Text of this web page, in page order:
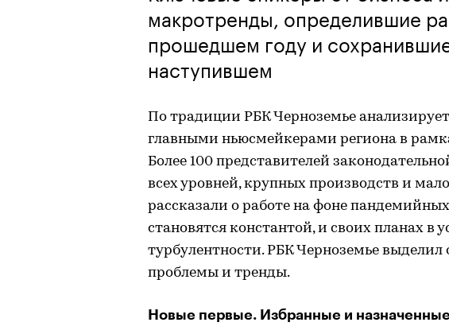
макротренды, определившие
прошедшем году и
наступившем
По традиции РБК Черноземье
главными ньюсмейкерами региона в
Более 100 представителей
всех уровней, крупных производств и
рассказали о работе на фоне
становятся константой, и своих планах в
турбулентности. РБК Черноземье выделил
проблемы и тренды.
Новые первые. Избранные и